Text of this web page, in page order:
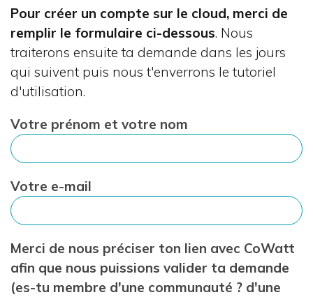
Pour créer un compte sur le cloud, merci de
remplir le formulaire ci-dessous. Nous
traiterons ensuite ta demande dans les jours
qui suivent puis nous t'enverrons le tutoriel
d'utilisation.
Votre prénom et votre nom
Votre e-mail
Merci de nous préciser ton lien avec CoWatt
afin que nous puissions valider ta demande
(es-tu membre d'une communauté ? d'une